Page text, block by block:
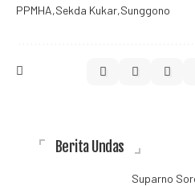
PPMHA Sekda Kukar Sunggono
Berita Undas
Suparno